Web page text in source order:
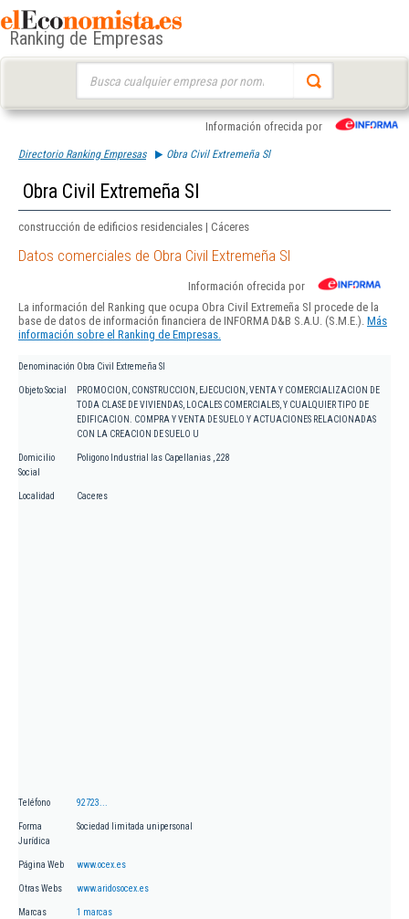
Ranking de Empresas
Información ofrecida por
Directorio Ranking Empresas Obra Civil Extremeña Sl
Obra Civil Extremeña Sl
construcción de edificios residenciales | Cáceres
Datos comerciales de Obra Civil Extremeña Sl
Información ofrecida por
La información del Ranking que ocupa Obra Civil Extremeña Sl procede de la
base de datos de información financiera de INFORMA D&B S.A.U. (S.M.E.). Más
información sobre el Ranking de Empresas.
Denominación Obra Civil Extremeña Sl
Objeto Social
PROMOCION, CONSTRUCCION, EJECUCION, VENTA Y COMERCIALIZACION DE
TODA CLASE DE VIVIENDAS, LOCALES COMERCIALES, Y CUALQUIER TIPO DE
EDIFICACION. COMPRA Y VENTA DE SUELO Y ACTUACIONES RELACIONADAS
CON LA CREACION DE SUELO U
Domicilio
Social
Poligono Industrial las Capellanias , 228
Localidad Caceres
Teléfono 92723...
Forma
Jurídica
Sociedad limitada unipersonal
Página Web www.ocex.es
Otras Webs www.aridosocex.es
Marcas 1 marcas